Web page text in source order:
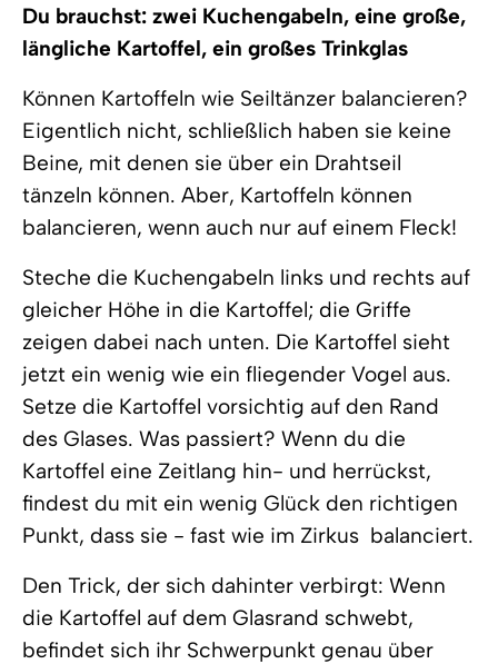
Du brauchst: zwei Kuchengabeln, eine große,
längliche Kartoffel, ein großes Trinkglas
Können Kartoffeln wie Seiltänzer balancieren?
Eigentlich nicht, schließlich haben sie keine
Beine, mit denen sie über ein Drahtseil
tänzeln können. Aber, Kartoffeln können
balancieren, wenn auch nur auf einem Fleck!
Steche die Kuchengabeln links und rechts auf
gleicher Höhe in die Kartoffel; die Griffe
zeigen dabei nach unten. Die Kartoffel sieht
jetzt ein wenig wie ein fliegender Vogel aus.
Setze die Kartoffel vorsichtig auf den Rand
des Glases. Was passiert? Wenn du die
Kartoffel eine Zeitlang hin- und herrückst,
findest du mit ein wenig Glück den richtigen
Punkt, dass sie - fast wie im Zirkus  balanciert.
Den Trick, der sich dahinter verbirgt: Wenn
die Kartoffel auf dem Glasrand schwebt,
befindet sich ihr Schwerpunkt genau über